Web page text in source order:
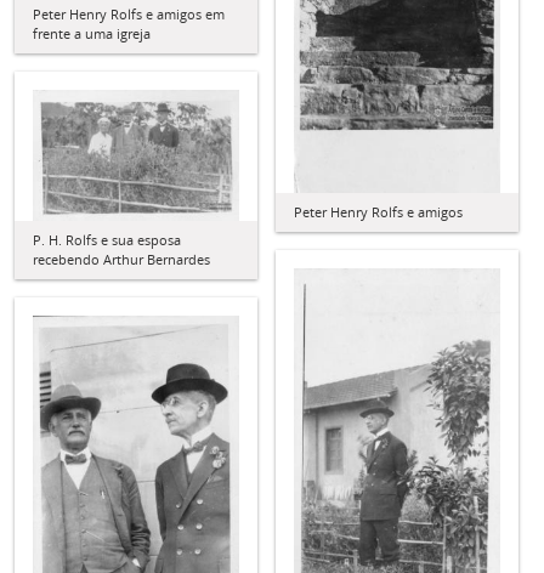
Peter Henry Rolfs e amigos em
frente a uma igreja
Peter Henry Rolfs e amigos
P. H. Rolfs e sua esposa
recebendo Arthur Bernardes